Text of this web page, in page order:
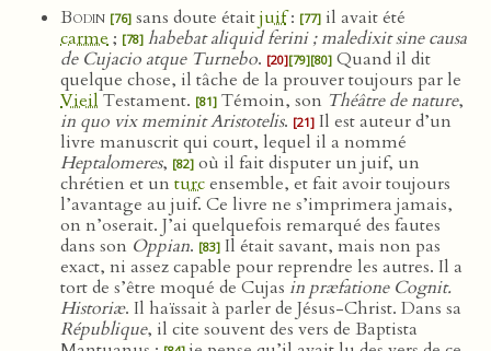
Bodin [76] sans doute étaitjuif: [77] il avait été
carme; [78] habebat aliquid ferini ; maledixit sine causa
de Cujacio atque Turnebo. [20][79][80] Quand il dit
quelque chose, il tâche de la prouver toujours par le
Vieil Testament. [81] Témoin, son Théâtre de nature,
in quo vix meminit Aristotelis. [21] Il est auteur d’un
livre manuscrit qui court, lequel il a nommé
Heptalomeres, [82] où il fait disputer un juif, un
chrétien et un turcensemble, et fait avoir toujours
l’avantage au juif. Ce livre ne s’imprimera jamais,
on n’oserait. J’ai quelquefois remarqué des fautes
dans son Oppian. [83] Il était savant, mais non pas
exact, ni assez capable pour reprendre les autres. Il a
tort de s’être moqué de Cujas in præfatione Cognit.
Historiæ. Il haïssait à parler de Jésus-Christ. Dans sa
République, il cite souvent des vers de Baptista